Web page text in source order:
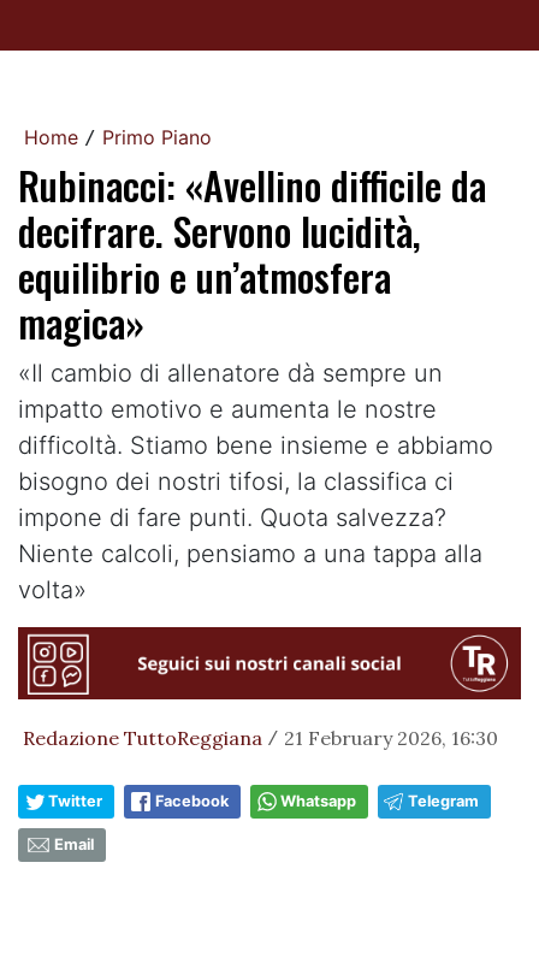
Home / Primo Piano
Rubinacci: «Avellino difficile da
decifrare. Servono lucidità,
equilibrio e un’atmosfera
magica»
«Il cambio di allenatore dà sempre un
impatto emotivo e aumenta le nostre
difficoltà. Stiamo bene insieme e abbiamo
bisogno dei nostri tifosi, la classifica ci
impone di fare punti. Quota salvezza?
Niente calcoli, pensiamo a una tappa alla
volta»
Redazione TuttoReggiana / 21 February 2026, 16:30
Twitter Facebook Whatsapp Telegram
Email